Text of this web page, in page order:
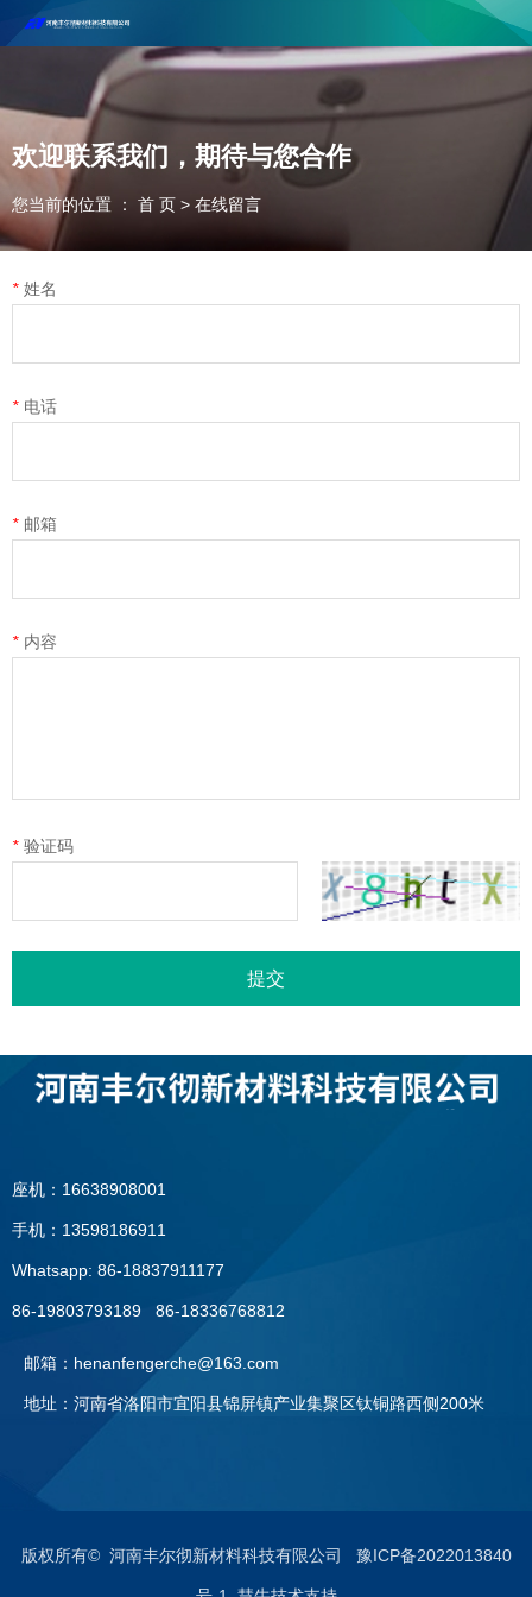
河南丰尔彻新材料科技有限公司欢迎合作咨询！
联系电话：18037947756
欢迎联系我们，期待与您合作
您当前的位置 ： 首 页 > 在线留言
* 姓名
* 电话
* 邮箱
* 内容
* 验证码
提交
座机：16638908001
手机：13598186911
Whatsapp: 86-18837911177
86-19803793189 86-18336768812
邮箱：henanfengerche@163.com
地址：河南省洛阳市宜阳县锦屏镇产业集聚区钛铜路西侧200米
手机：13598186911
版权所有© 河南丰尔彻新材料科技有限公司 豫ICP备2022013840